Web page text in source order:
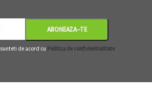
sunteti de acord cu Politica de confidentialitate